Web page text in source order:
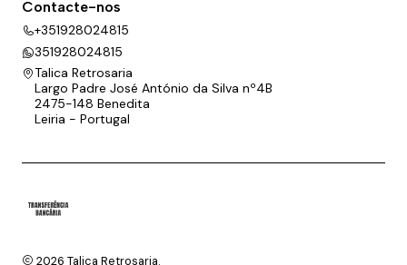
Contacte-nos
+351928024815
351928024815
Talica Retrosaria
Largo Padre José António da Silva nº4B
2475-148 Benedita
Leiria - Portugal
2026 Talica Retrosaria.